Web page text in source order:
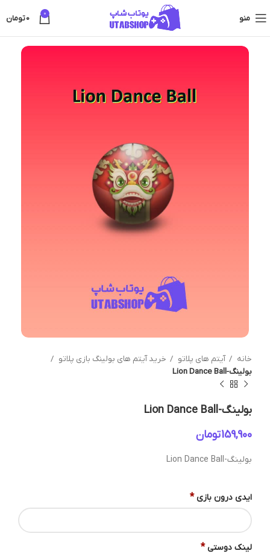
منو 0
0تومان
خانه آیتم های پلاتو
خرید آیتم های بولینگ بازی پلاتو
بولینگ-Lion Dance Ball
بولینگ-Lion Dance Ball
تومان
بولینگ-Lion Dance Ball
ایدی درون بازی *
لینک دوستی *